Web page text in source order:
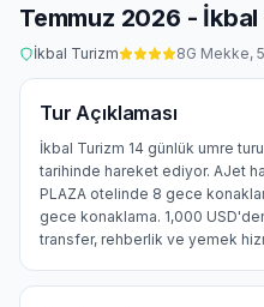
Temmuz 2026 - İkbal
İkbal Turizm 8G Mekke, 5
Tur Açıklaması
İkbal Turizm 14 günlük umre
tarihinde hareket ediyor. AJet
PLAZA otelinde 8 gece
gece konaklama. 1,000
transfer, rehberlik ve yemek